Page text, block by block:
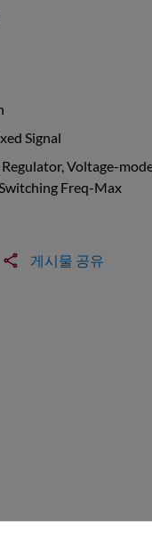
Signal
Voltage-
Freq-Max
게시물 공유